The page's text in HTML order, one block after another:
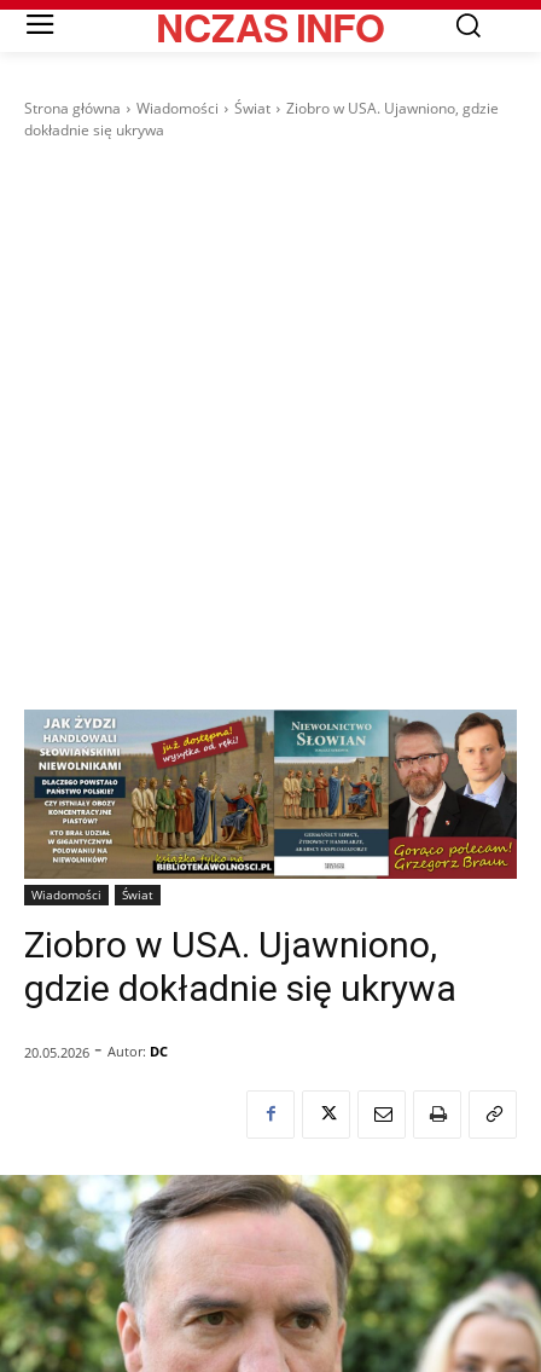
NCZASINFO
Strona główna Wiadomości Świat
Ziobro w USA. Ujawniono, gdzie
dokładnie się ukrywa
Wiadomości Świat
Ziobro w USA. Ujawniono,
gdzie dokładnie się ukrywa
20.05.2026 - Autor: DC